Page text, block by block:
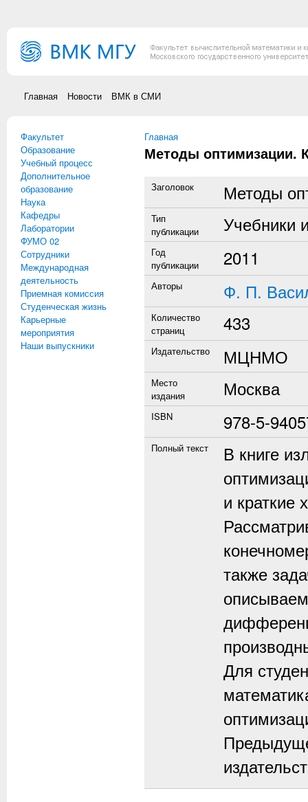
Главная Новости ВМК в СМИ
Факультет
Образование
Учебный процесс
Дополнительное
образование
Наука
Кафедры
Лаборатории
ФУМО 02
Сотрудники
Международная
деятельность
Приемная комиссия
Студенческая жизнь
Карьерные
мероприятия
Наши выпускники
Вы здесь
Главная
Методы оптимизации.
Заголовок Методы
Тип
публикации
Учебники
Год
публикации
2011
Авторы Ф. П.
Количество
страниц
433
Издательство МЦНМО
Место
издания
Москва
ISBN 978-5-
Полный текст
В книге
и краткие
также
Для